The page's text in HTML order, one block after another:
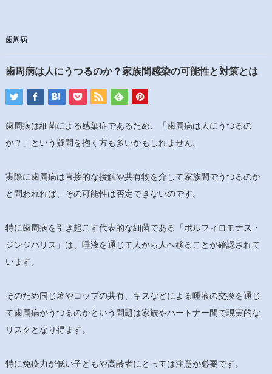
歯周病
歯周病は人にうつるのか？家族間感染の可能性と対策とは
歯周病は細菌による感染症であるため、「歯周病は人にうつるの
か？」という疑問を抱く方も多いかもしれません。
実際に歯周病は直接的な接触や共有物を介して家族間でうつるのか
と問われれば、その可能性は否定できないのです。
特に歯周病を引き起こす代表的な細菌である「ポルフィロモナス・
ジンジバリス」は、唾液を通じて人から人へ移ることが確認されて
います。
そのため同じ箸やコップの共有、キスなどによる唾液の交換を通じ
て歯周病がうつるのかという問題は家族やパートナー間で現実的な
リスクとなり得ます。
特に免疫力が低い子どもや高齢者にとっては注意が必要です。